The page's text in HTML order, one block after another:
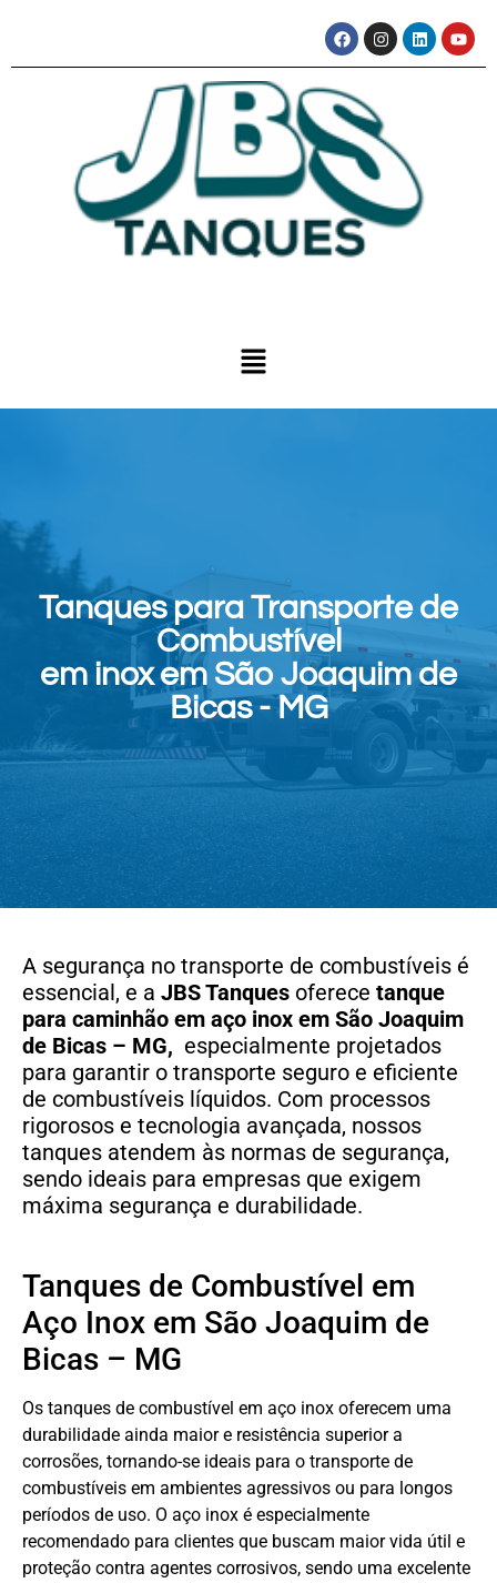
Tanques para Transporte de
Combustível
em inox em São Joaquim de
Bicas - MG
A segurança no transporte de combustíveis é
essencial, e a JBS Tanques oferece tanque
para caminhão em aço inox em São Joaquim
de Bicas – MG, especialmente projetados
para garantir o transporte seguro e eficiente
de combustíveis líquidos. Com processos
rigorosos e tecnologia avançada, nossos
tanques atendem às normas de segurança,
sendo ideais para empresas que exigem
máxima segurança e durabilidade.
Tanques de Combustível em
Aço Inox em São Joaquim de
Bicas – MG
Os tanques de combustível em aço inox oferecem uma
durabilidade ainda maior e resistência superior a
corrosões, tornando-se ideais para o transporte de
combustíveis em ambientes agressivos ou para longos
períodos de uso. O aço inox é especialmente
recomendado para clientes que buscam maior vida útil e
proteção contra agentes corrosivos, sendo uma excelente